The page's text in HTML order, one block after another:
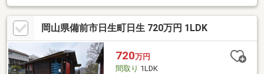
きく迫り出した煉瓦製ＢＢＱコンロ付きのバルコニーが広がり、
家族や友人と海風を感じながらゆったり過ごせる。さらに、ワン
ちゃんを放し飼いできる柵と門扉付きのバルコニーも備え、ペッ
トとの島時間を存分に楽しめる点も見逃せないポイント。周囲は
静かで落ち着いた環境のため、日常を離れて心身を整える拠点と
して最適だ。ロフト付きの間取りは使い勝手が良く、リフォーム
岡山県備前市日生町日生 720万円 1LDK
720万円
間取り 1LDK